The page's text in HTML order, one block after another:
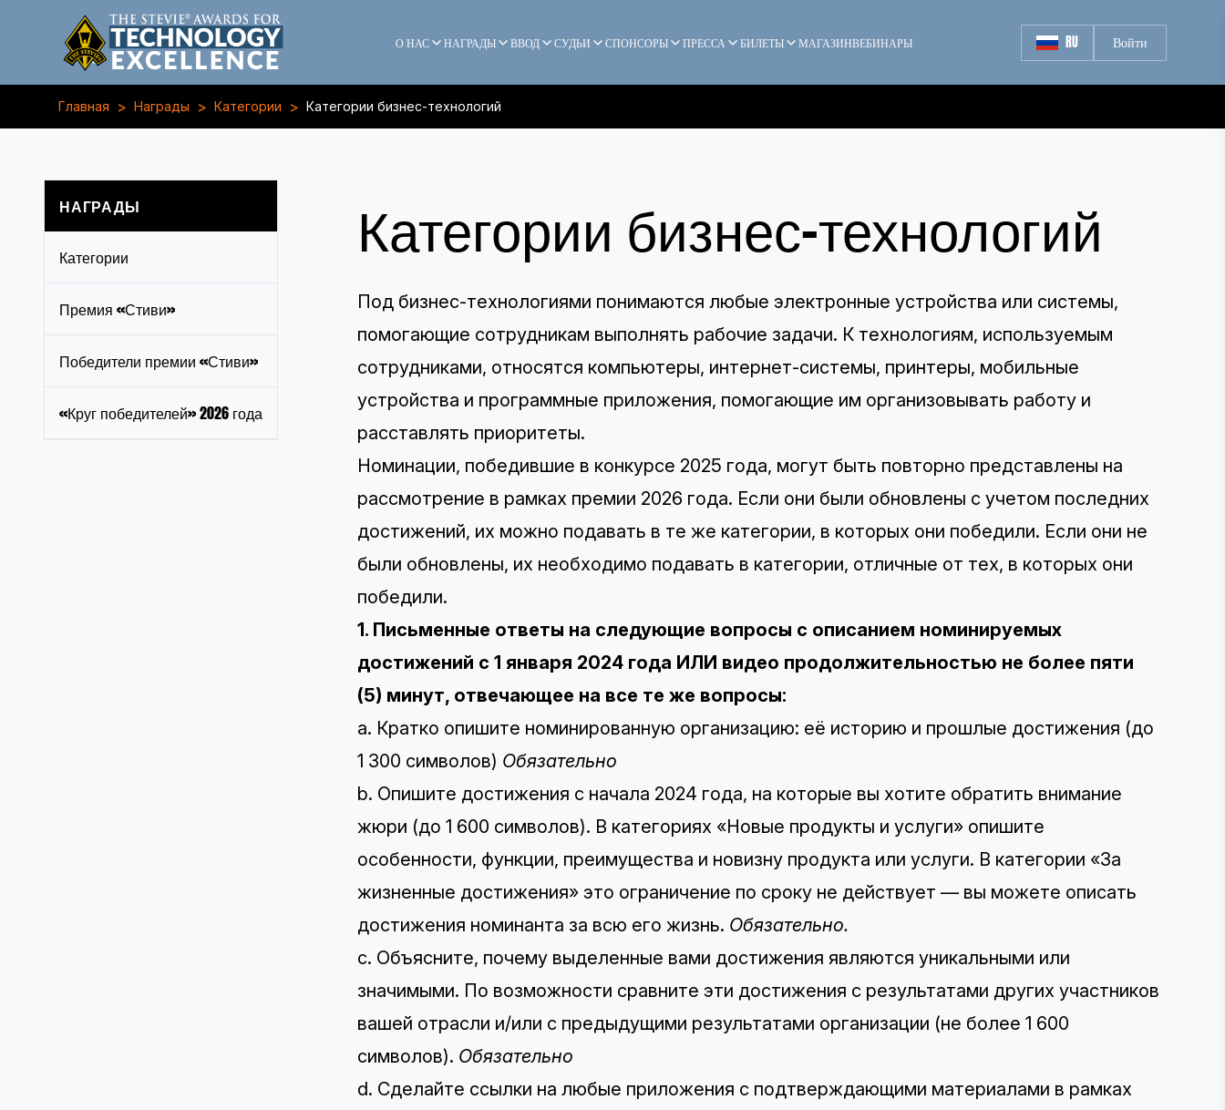
О НАС НАГРАДЫ ВВОД СУДЬИ СПОНСОРЫ ПРЕССА БИЛЕТЫ МАГАЗИНВЕБИНАРЫ RU Войти
Главная > Награды > Категории > Категории бизнес-технологий
НАГРАДЫ
Категории
Премия «Стиви»
Победители премии «Стиви»
«Круг победителей» 2026 года
Категории бизнес-технологий
Под бизнес-технологиями понимаются любые электронные устройства или системы,
помогающие сотрудникам выполнять рабочие задачи. К технологиям, используемым
сотрудниками, относятся компьютеры, интернет-системы, принтеры, мобильные
устройства и программные приложения, помогающие им организовывать работу и
расставлять приоритеты.
Номинации, победившие в конкурсе 2025 года, могут быть повторно представлены на
рассмотрение в рамках премии 2026 года. Если они были обновлены с учетом последних
достижений, их можно подавать в те же категории, в которых они победили. Если они не
были обновлены, их необходимо подавать в категории, отличные от тех, в которых они
победили.
1. Письменные ответы на следующие вопросы с описанием номинируемых
достижений с 1 января 2024 года ИЛИ видео продолжительностью не более пяти
(5) минут, отвечающее на все те же вопросы:
a. Кратко опишите номинированную организацию: её историю и прошлые достижения (до
1 300 символов) Обязательно
b. Опишите достижения с начала 2024 года, на которые вы хотите обратить внимание
жюри (до 1 600 символов). ​​В категориях «Новые продукты и услуги» опишите
особенности, функции, преимущества и новизну продукта или услуги. В категории «За
жизненные достижения» это ограничение по сроку не действует — вы можете описать
достижения номинанта за всю его жизнь. Обязательно.
c. Объясните, почему выделенные вами достижения являются уникальными или
значимыми. По возможности сравните эти достижения с результатами других участников
вашей отрасли и/или с предыдущими результатами организации (не более 1 600
символов). Обязательно
d. Сделайте ссылки на любые приложения с подтверждающими материалами в рамках